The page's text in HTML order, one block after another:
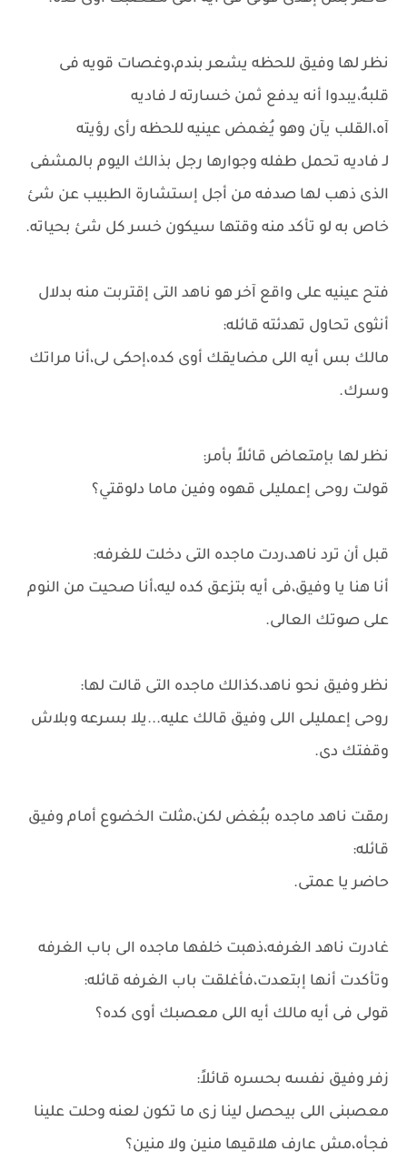
نظر لها وفيق للحظه يشعر بندم،وغصات قويه فى
قلبهُ،يبدوا أنه يدفع ثمن خسارته لـ فاديه
آه،القلب يآن وهو يُغمض عينيه للحظه رأى رؤيته
لـ فاديه تحمل طفله وجوارها رجل بذالك اليوم بالمشفى
الذى ذهب لها صدفه من أجل إستشارة الطبيب عن شئ
خاص به لو تأكد منه وقتها سيكون خسر كل شئ بحياته.
فتح عينيه على واقع آخر هو ناهد التى إقتربت منه بدلال
أنثوى تحاول تهدئته قائله:
مالك بس أيه اللى مضايقك أوى كده،إحكى لى،أنا مراتك
وسرك.
نظر لها بإمتعاض قائلاً بأمر:
قولت روحى إعمليلى قهوه وفين ماما دلوقتي؟
قبل أن ترد ناهد،ردت ماجده التى دخلت للغرفه:
أنا هنا يا وفيق،فى أيه بتزعق كده ليه،أنا صحيت من النوم
على صوتك العالى.
نظر وفيق نحو ناهد،كذالك ماجده التى قالت لها:
روحى إعمليلى اللى وفيق قالك عليه...يلا بسرعه وبلاش
وقفتك دى.
رمقت ناهد ماجده ببُغض لكن،مثلت الخضوع أمام وفيق
قائله:
حاضر يا عمتى.
غادرت ناهد الغرفه،ذهبت خلفها ماجده الى باب الغرفه
وتأكدت أنها إبتعدت،فأغلقت باب الغرفه قائله:
قولى فى أيه مالك أيه اللى معصبك أوى كده؟
زفر وفيق نفسه بحسره قائلاً:
معصبنى اللى بيحصل لينا زى ما تكون لعنه وحلت علينا
فجأه،مش عارف هلاقيها منين ولا منين؟